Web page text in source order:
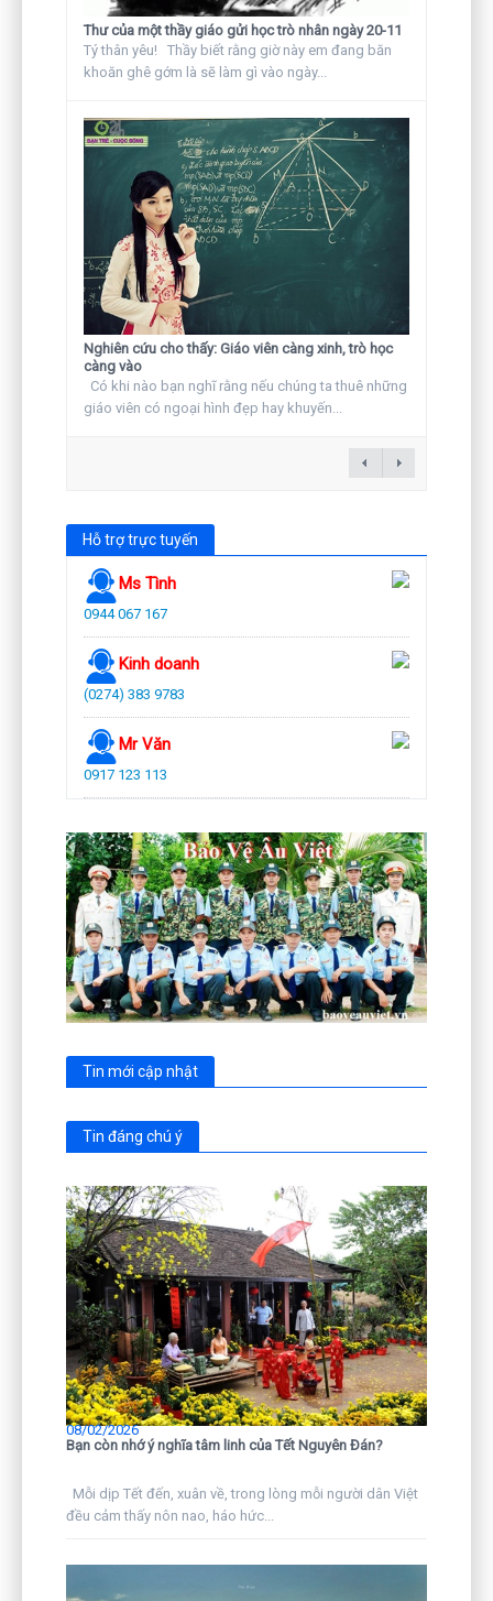
Thư của một thầy giáo gửi học trò nhân ngày 20-11
Tý thân yêu! Thầy biết rằng giờ này em đang băn
khoăn ghê gớm là sẽ làm gì vào ngày...
Nghiên cứu cho thấy: Giáo viên càng xinh, trò học
càng vào
Có khi nào bạn nghĩ rằng nếu chúng ta thuê những
giáo viên có ngoại hình đẹp hay khuyến...
Hỗ trợ trực tuyến
Ms Tình
0944 067 167
Kinh doanh
(0274) 383 9783
Mr Văn
0917 123 113
Tin mới cập nhật
Tin đáng chú ý
Bạn còn nhớ ý nghĩa tâm linh của Tết Nguyên Đán?
08/02/2026
Mỗi dịp Tết đến, xuân về, trong lòng mỗi người dân Việt
đều cảm thấy nôn nao, háo hức...